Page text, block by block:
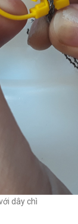
dây chì